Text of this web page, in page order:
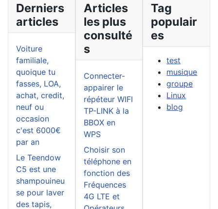
Derniers
articles
Voiture
familiale,
quoique tu
fasses, LOA,
achat, credit,
neuf ou
occasion
c'est 6000€
par an
Le Teendow
C5 est une
shampouineu
se pour laver
des tapis,
Articles
les plus
consulté
s
Connecter-
appairer le
répéteur WIFI
TP-LINK à la
BBOX en
WPS
Choisir son
téléphone en
fonction des
Fréquences
4G LTE et
Tag
populair
es
test
musique
groupe
Linux
blog